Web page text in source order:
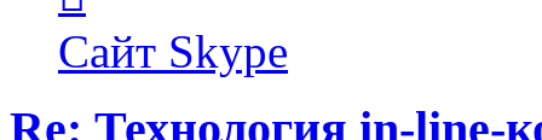
пользователя
Hotaka
Сайт Skype
Re: Технология in-line-